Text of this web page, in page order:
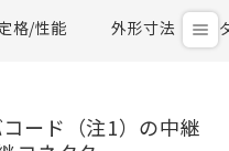
格/性能 外形寸法
ード （注1） の中継